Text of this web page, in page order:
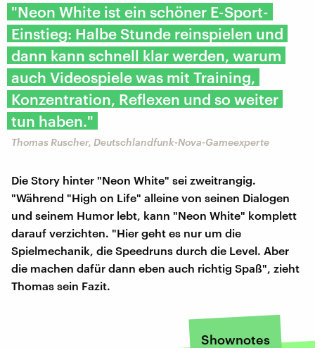
"Neon White ist ein schöner E-Sport-
Einstieg: Halbe Stunde reinspielen und
dann kann schnell klar werden, warum
auch Videospiele was mit Training,
Konzentration, Reflexen und so weiter
tun haben."
Thomas Ruscher, Deutschlandfunk-Nova-Gameexperte
Die Story hinter "Neon White" sei zweitrangig.
"Während "High on Life" alleine von seinen Dialogen
und seinem Humor lebt, kann "Neon White" komplett
darauf verzichten. "Hier geht es nur um die
Spielmechanik, die Speedruns durch die Level. Aber
die machen dafür dann eben auch richtig Spaß", zieht
Thomas sein Fazit.
Shownotes